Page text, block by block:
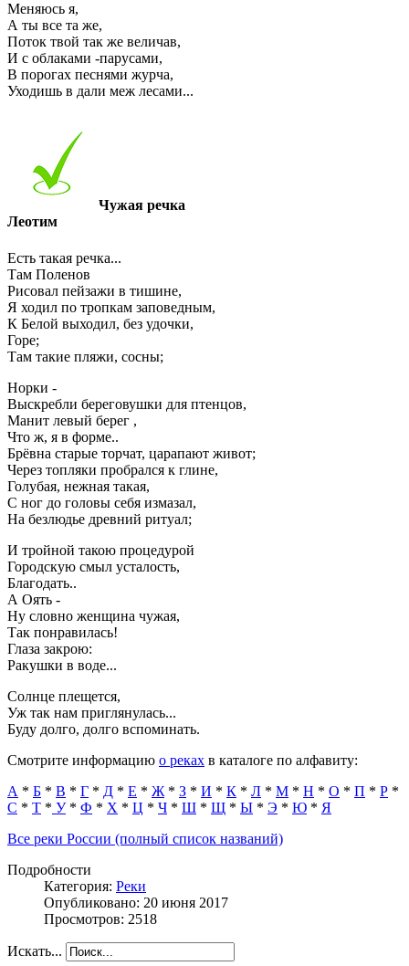
Меняюсь я,
А ты все та же,
Поток твой так же величав,
И с облаками -парусами,
В порогах песнями журча,
Уходишь в дали меж лесами...
Чужая речка
Леотим
Есть такая речка...
Там Поленов
Рисовал пейзажи в тишине,
Я ходил по тропкам заповедным,
К Белой выходил, без удочки,
Горе;
Там такие пляжи, сосны;
Норки -
Выскребли береговушки для птенцов,
Манит левый берег ,
Что ж, я в форме..
Брёвна старые торчат, царапают живот;
Через топляки пробрался к глине,
Голубая, нежная такая,
С ног до головы себя измазал,
На безлюдье древний ритуал;
И тройной такою процедурой
Городскую смыл усталость,
Благодать..
А Оять -
Ну словно женщина чужая,
Так понравилась!
Глаза закрою:
Ракушки в воде...
Солнце плещется,
Уж так нам приглянулась...
Буду долго, долго вспоминать.
Смотрите информацию о реках в каталоге по алфавиту:
А * Б * В * Г * Д * Е * Ж * З * И * К * Л * М * Н * О * П * Р *
С * Т * У* Ф * Х * Ц * Ч * Ш * Щ * Ы * Э * Ю * Я
Все реки России (полный список названий)
Подробности
Категория: Реки
Опубликовано: 20 июня 2017
Просмотров: 2518
Искать...